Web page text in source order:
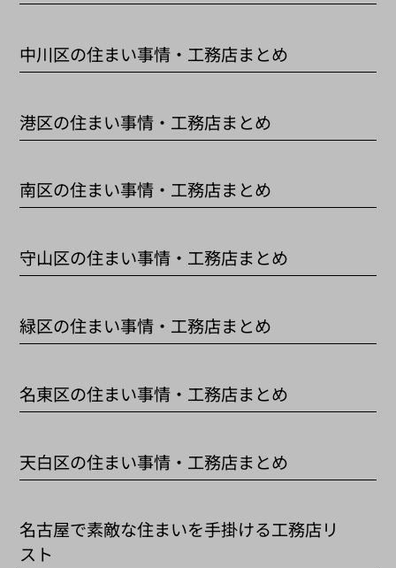
中川区の住まい事情・工務店まとめ
港区の住まい事情・工務店まとめ
南区の住まい事情・工務店まとめ
守山区の住まい事情・工務店まとめ
緑区の住まい事情・工務店まとめ
名東区の住まい事情・工務店まとめ
天白区の住まい事情・工務店まとめ
名古屋で素敵な住まいを手掛ける工務店リ
スト